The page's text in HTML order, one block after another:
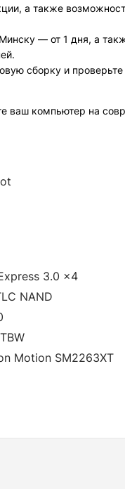
а также
— от 1 дня, а
сборку и
ваш компьютер на
3.0 x4
NAND
Motion SM2263XT